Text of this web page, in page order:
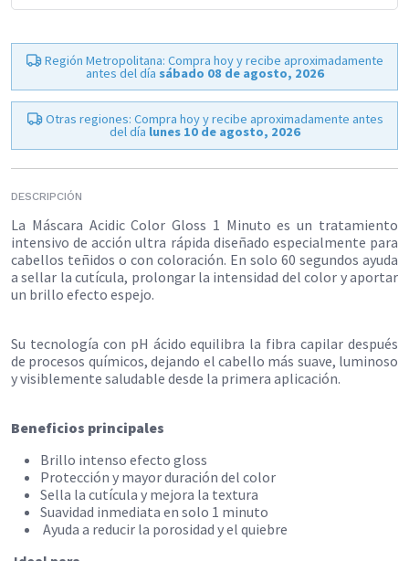
Región Metropolitana: Compra hoy y recibe aproximadamente
antes del día sábado 08 de agosto, 2026
Otras regiones: Compra hoy y recibe aproximadamente antes
del día lunes 10 de agosto, 2026
DESCRIPCIÓN
La Máscara Acidic Color Gloss 1 Minuto es un tratamiento
intensivo de acción ultra rápida diseñado especialmente para
cabellos teñidos o con coloración. En solo 60 segundos ayuda
a sellar la cutícula, prolongar la intensidad del color y aportar
un brillo efecto espejo.
Su tecnología con pH ácido equilibra la fibra capilar después
de procesos químicos, dejando el cabello más suave, luminoso
y visiblemente saludable desde la primera aplicación.
Beneficios principales
​Brillo intenso efecto gloss
Protección y mayor duración del color
Sella la cutícula y mejora la textura
Suavidad inmediata en solo 1 minuto
Ayuda a reducir la porosidad y el quiebre